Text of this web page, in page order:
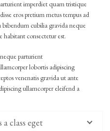
imperdiet quam tristique
eros pretium metus tempus ad
bibendum cubilia gravida neque
habitant consectetur est.
parturient
lobortis adipiscing
venenatis gravida ut ante
ullamcorper eleifend a
class eget